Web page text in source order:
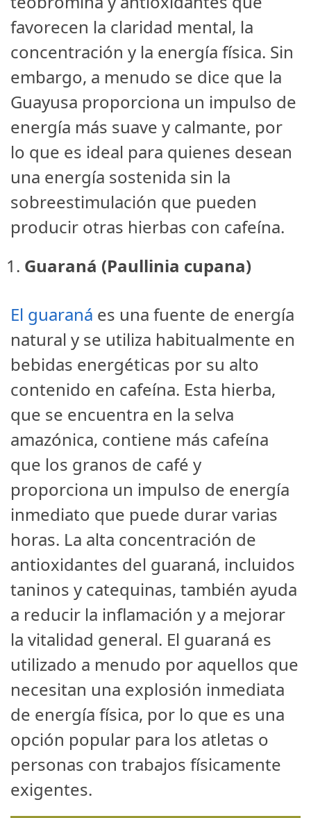
favorecen la claridad mental, la
concentración y la energía física. Sin
embargo, a menudo se dice que la
Guayusa proporciona un impulso de
energía más suave y calmante, por
lo que es ideal para quienes desean
una energía sostenida sin la
sobreestimulación que pueden
producir otras hierbas con cafeína.
Guaraná (Paullinia cupana)
El guaraná es una fuente de energía
natural y se utiliza habitualmente en
bebidas energéticas por su alto
contenido en cafeína. Esta hierba,
que se encuentra en la selva
amazónica, contiene más cafeína
que los granos de café y
proporciona un impulso de energía
inmediato que puede durar varias
horas. La alta concentración de
antioxidantes del guaraná, incluidos
taninos y catequinas, también ayuda
a reducir la inflamación y a mejorar
la vitalidad general. El guaraná es
utilizado a menudo por aquellos que
necesitan una explosión inmediata
de energía física, por lo que es una
opción popular para los atletas o
personas con trabajos físicamente
exigentes.